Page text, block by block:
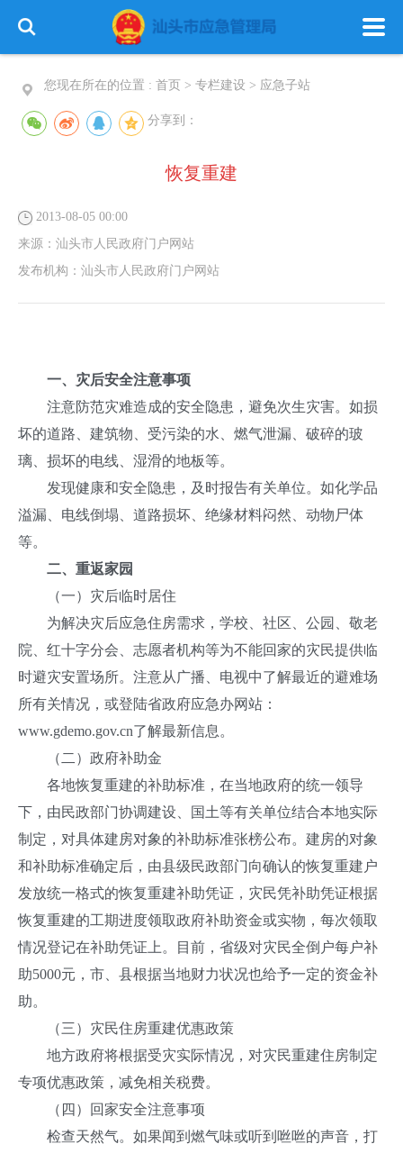
政务服务
信息公开 专栏建设
您现在所在的位置 : 首页 > 专栏建设 > 应急子站
分享到：
恢复重建
2013-08-05 00:00
来源： 汕头市人民政府门户网站
发布机构： 汕头市人民政府门户网站
一、灾后安全注意事项
注意防范灾难造成的安全隐患，避免次生灾害。如损
坏的道路、建筑物、受污染的水、燃气泄漏、破碎的玻
璃、损坏的电线、湿滑的地板等。
发现健康和安全隐患，及时报告有关单位。如化学品
溢漏、电线倒塌、道路损坏、绝缘材料闷然、动物尸体
等。
二、重返家园
（一）灾后临时居住
为解决灾后应急住房需求，学校、社区、公园、敬老
院、红十字分会、志愿者机构等为不能回家的灾民提供临
时避灾安置场所。注意从广播、电视中了解最近的避难场
所有关情况，或登陆省政府应急办网站：
www.gdemo.gov.cn了解最新信息。
（二）政府补助金
各地恢复重建的补助标准，在当地政府的统一领导
下，由民政部门协调建设、国土等有关单位结合本地实际
制定，对具体建房对象的补助标准张榜公布。建房的对象
和补助标准确定后，由县级民政部门向确认的恢复重建户
发放统一格式的恢复重建补助凭证，灾民凭补助凭证根据
恢复重建的工期进度领取政府补助资金或实物，每次领取
情况登记在补助凭证上。目前，省级对灾民全倒户每户补
助5000元，市、县根据当地财力状况也给予一定的资金补
助。
（三）灾民住房重建优惠政策
地方政府将根据受灾实际情况，对灾民重建住房制定
专项优惠政策，减免相关税费。
（四）回家安全注意事项
检查天然气。如果闻到燃气味或听到咝咝的声音，打